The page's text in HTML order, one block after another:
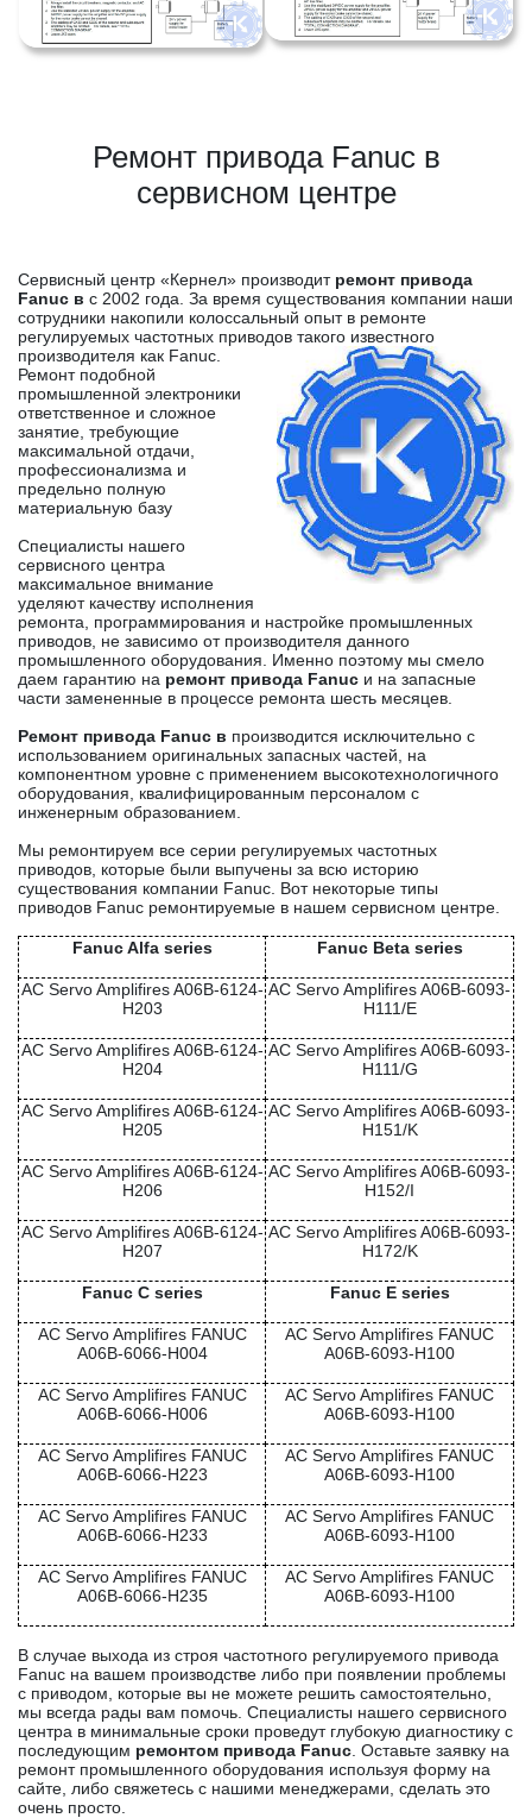
Ремонт привода Fanuc в
сервисном центре
Сервисный центр «Кернел» производит ремонт привода
Fanuc в с 2002 года. За время существования компании наши
сотрудники накопили колоссальный опыт в ремонте
регулируемых частотных приводов такого известного
производителя как Fanuc.
Ремонт подобной
промышленной электроники
ответственное и сложное
занятие, требующие
максимальной отдачи,
профессионализма и
предельно полную
материальную базу
Специалисты нашего
сервисного центра
максимальное внимание
уделяют качеству исполнения
ремонта, программирования и настройке промышленных
приводов, не зависимо от производителя данного
промышленного оборудования. Именно поэтому мы смело
даем гарантию на ремонт привода Fanuc и на запасные
части замененные в процессе ремонта шесть месяцев.
Ремонт привода Fanuc в производится исключительно с
использованием оригинальных запасных частей, на
компонентном уровне с применением высокотехнологичного
оборудования, квалифицированным персоналом с
инженерным образованием.
Мы ремонтируем все серии регулируемых частотных
приводов, которые были выпучены за всю историю
существования компании Fanuc. Вот некоторые типы
приводов Fanuc ремонтируемые в нашем сервисном центре.
Fanuc Alfa series Fanuc Beta series
AC Servo Amplifires A06B-6124-
H203
AC Servo Amplifires A06B-6093-
H111/E
AC Servo Amplifires A06B-6124-
H204
AC Servo Amplifires A06B-6093-
H111/G
AC Servo Amplifires A06B-6124-
H205
AC Servo Amplifires A06B-6093-
H151/K
AC Servo Amplifires A06B-6124-
H206
AC Servo Amplifires A06B-6093-
H152/I
AC Servo Amplifires A06B-6124-
H207
AC Servo Amplifires A06B-6093-
H172/K
Fanuc C series Fanuc E series
AC Servo Amplifires FANUC
A06B-6066-H004
AC Servo Amplifires FANUC
A06B-6093-H100
AC Servo Amplifires FANUC
A06B-6066-H006
AC Servo Amplifires FANUC
A06B-6093-H100
AC Servo Amplifires FANUC
A06B-6066-H223
AC Servo Amplifires FANUC
A06B-6093-H100
AC Servo Amplifires FANUC
A06B-6066-H233
AC Servo Amplifires FANUC
A06B-6093-H100
AC Servo Amplifires FANUC
A06B-6066-H235
AC Servo Amplifires FANUC
A06B-6093-H100
В случае выхода из строя частотного регулируемого привода
Fanuc на вашем производстве либо при появлении проблемы
с приводом, которые вы не можете решить самостоятельно,
мы всегда рады вам помочь. Специалисты нашего сервисного
центра в минимальные сроки проведут глубокую диагностику с
последующим ремонтом привода Fanuc . Оставьте заявку на
ремонт промышленного оборудования используя форму на
сайте, либо свяжетесь с нашими менеджерами, сделать это
очень просто.